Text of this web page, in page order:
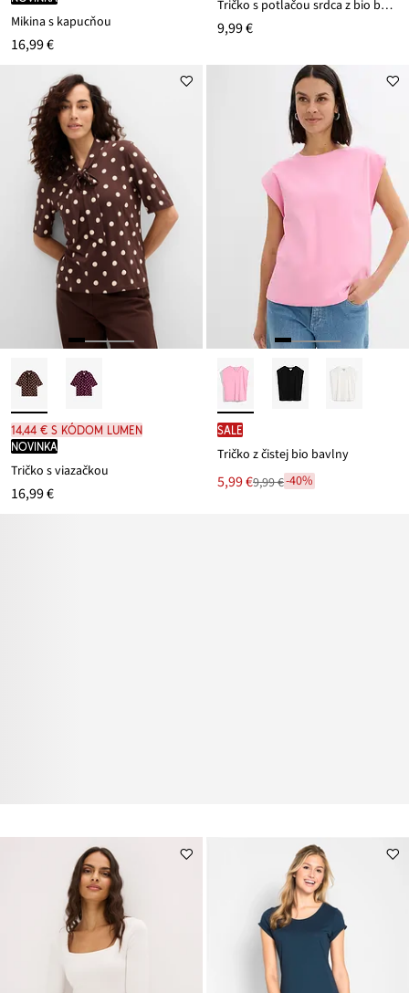
Mikina s kapucňou
16,99 €
Tričko s potlačou srdca z bio bavlny
9,99 €
14,44 € s kódom LUMEN
novinka
Tričko s viazačkou
16,99 €
SALE
Tričko z čistej bio bavlny
Nová
cena
5,99 €
Zľava9,99 €-40%